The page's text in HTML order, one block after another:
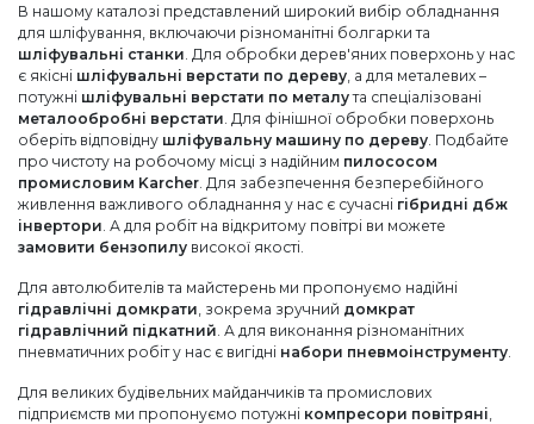
В нашому каталозі представлений широкий вибір обладнання
для шліфування, включаючи різноманітні болгарки та
шліфувальні станки . Для обробки дерев'яних поверхонь у нас
є якісні шліфувальні верстати по дереву , а для металевих –
потужні шліфувальні верстати по металута спеціалізовані
металообробні верстати . Для фінішної обробки поверхонь
оберіть відповідну шліфувальну машину по дереву . Подбайте
про чистоту на робочому місці з надійним пилососом
промисловим Karcher . Для забезпечення безперебійного
живлення важливого обладнання у нас є сучасні гібридні дбж
інвертори . А для робіт на відкритому повітрі ви можете
замовити бензопилу високої якості.
Для автолюбителів та майстерень ми пропонуємо надійні
гідравлічні домкрати , зокрема зручний домкрат
гідравлічний підкатний . А для виконання різноманітних
пневматичних робіт у нас є вигідні набори пневмоінструменту
Для великих будівельних майданчиків та промислових
підприємств ми пропонуємо потужні компресори повітряні